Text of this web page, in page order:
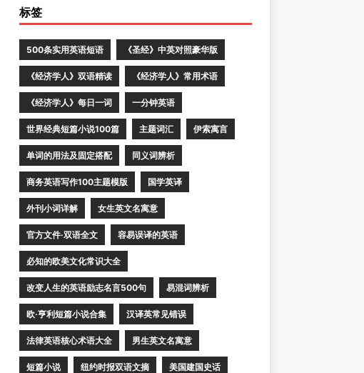
标签
500条实用英语短语 《圣经》中英对照豪华版
《经济学人》双语精读 《经济学人》常用术语
《经济学人》每日一词 一分钟英语
世界经典短篇小说100篇 主题词汇 伊索寓言
单词的用法及固定搭配 同义词辨析
商务英语写作100主题模版 国学英译
外刊小词详解 女生英文名寓意
官方文件·双语全文 容易误译的英语
必知的欧美文化常识大全
改变人生的英语励志名言500句 易混词辨析
欧·亨利短篇小说合集 汉译英常见错误
法律英语核心术语大全 男生英文名寓意
短篇小说 纽约时报双语文摘 美国建国史话